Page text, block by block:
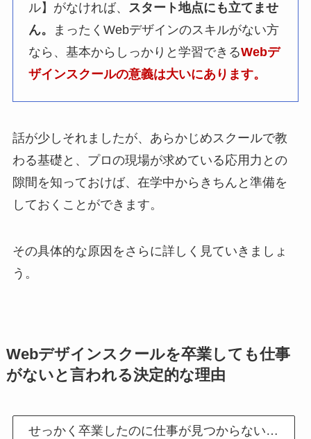
ル】がなければ、 スタート地点にも立てませ
ん。
まったくWebデザインのスキルがない方
なら、基本からしっかりと学習できるWebデ
ザインスクールの意義は大いにあります。
話が少しそれましたが、あらかじめスクールで教
わる基礎と、プロの現場が求めている応用力との
隙間を知っておけば、在学中からきちんと準備を
しておくことができます。
その具体的な原因をさらに詳しく見ていきましょ
う。
Webデザインスクールを卒業しても仕事
がないと言われる決定的な理由
せっかく卒業したのに仕事が見つからない…